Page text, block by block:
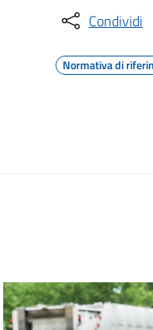
Condividi
Normativa di